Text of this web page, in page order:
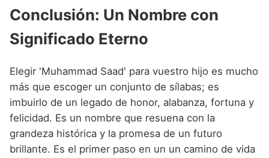
Conclusión: Un Nombre con
Significado Eterno
Elegir 'Muhammad Saad' para vuestro hijo es mucho
más que escoger un conjunto de sílabas; es
imbuirlo de un legado de honor, alabanza, fortuna y
felicidad. Es un nombre que resuena con la
grandeza histórica y la promesa de un futuro
brillante. Es el primer paso en un un camino de vida